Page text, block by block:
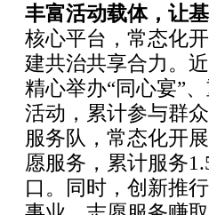
丰富活动载体，让
核心平台，常态化
建共治共享合力。
精心举办“同心宴”
活动，累计参与群
服务队，常态化开
愿服务，累计服务
口。同时，创新推